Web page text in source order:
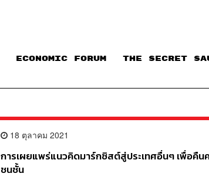
ECONOMIC FORUM THE SECRET
18 ตุลาคม 2021
การเผยแพร่แนวคิดมาร์กซิสต์สู่ประเทศอื่นๆ เพื่อคืน
ชนชั้น